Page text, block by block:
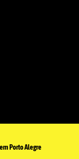
Porto Alegre